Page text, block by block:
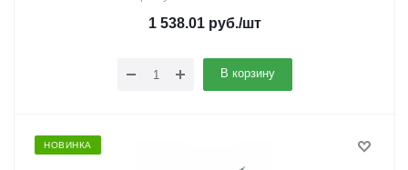
1 538.01 руб./шт
В корзину
НОВИНКА